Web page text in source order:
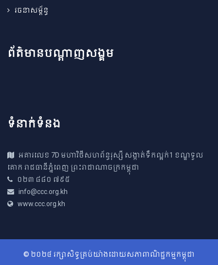
រចនាសម្ព័ន្ធ
ព័ត៌មានបណ្តាញសង្គម
ទំនាក់ទំនង
អគារ​លេខ 7D មហាវិថីសហព័ន្ធរុស្សី សង្កាត់ទឹកល្អក់1 ខណ្ឌទួល​
គោក រាជធានីភ្នំពេញ ព្រះរាជាណាច​ក្រកម្ពុជា
០២៣ ៨៨០ ៧៩៥
info@ccc.org.kh
www.ccc.org.kh
© ២០២៤ រក្សាសិទ្ធគ្រប់យ៉ាងដោយសភាពាណិជ្ជកម្មកម្ពុជា